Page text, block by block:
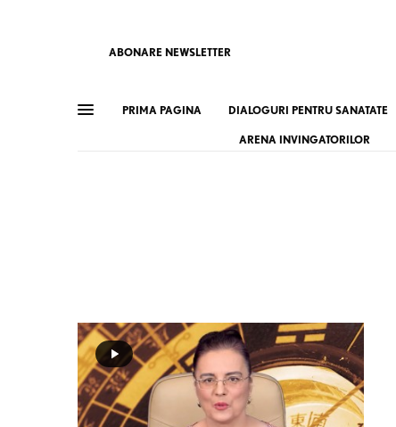
ABONARE NEWSLETTER
PRIMA PAGINA DIALOGURI PENTRU SANATATE
ARENA INVINGATORILOR